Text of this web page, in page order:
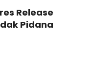
Release
Pidana